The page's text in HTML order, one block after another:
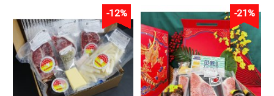
-12% -21%